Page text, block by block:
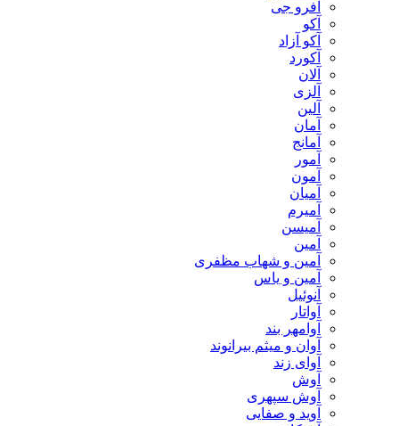
آفرو جی
آکو
آکو آزاد
آکورد
آلان
آلزی
آلین
آمان
آمانج
آمور
آمون
آمیان
آمیرم
آمیسن
آمین
آمین و شهاب مظفری
آمین و یاس
آنوئیل
آواتار
آوامهر بند
آوان و میثم بیرانوند
آوای زند
آوش
آوش سپهری
آوید و صفایی